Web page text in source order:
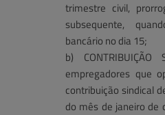
trimestre civil,
subsequente,
bancário no dia 15;
b)
empregadores que
contribuição sindical
do mês de janeiro de